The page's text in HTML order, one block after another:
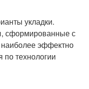
укладки.
сформированные с
эффектно
по технологии